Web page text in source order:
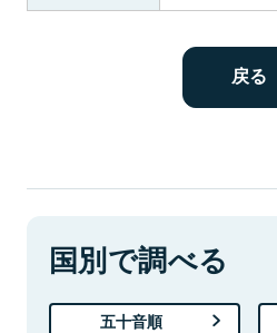
国別で調べる
五十音順